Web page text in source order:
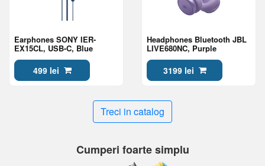
Earphones SONY IER-
EX15CL, USB-C, Blue
499 lei
Headphones Bluetooth JBL
LIVE680NC, Purple
3199 lei
Treci in catalog
Cumperi foarte simplu